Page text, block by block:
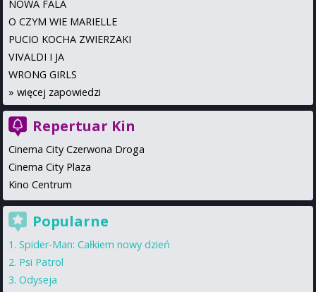
NOWA FALA
O CZYM WIE MARIELLE
PUCIO KOCHA ZWIERZAKI
VIVALDI I JA
WRONG GIRLS
» więcej zapowiedzi
Repertuar Kin
Cinema City Czerwona Droga
Cinema City Plaza
Kino Centrum
Popularne
Spider-Man: Całkiem nowy dzień
Psi Patrol
Odyseja